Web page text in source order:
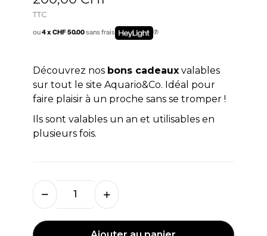
TTC
ou4 x CHF 50.00sans frais
Découvrez nos bons cadeauxvalables
sur tout le site Aquario&Co. Idéal pour
faire plaisir à un proche sans se tromper !
Ils sont valables un an et utilisables en
plusieurs fois.